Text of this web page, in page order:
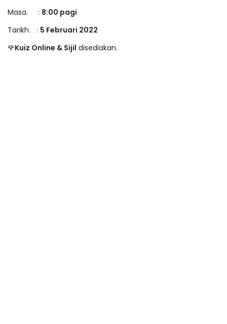
Masa. : 8:00 pagi
Tarikh. : 5 Februari 2022
🌹Kuiz Online & Sijil disediakan.